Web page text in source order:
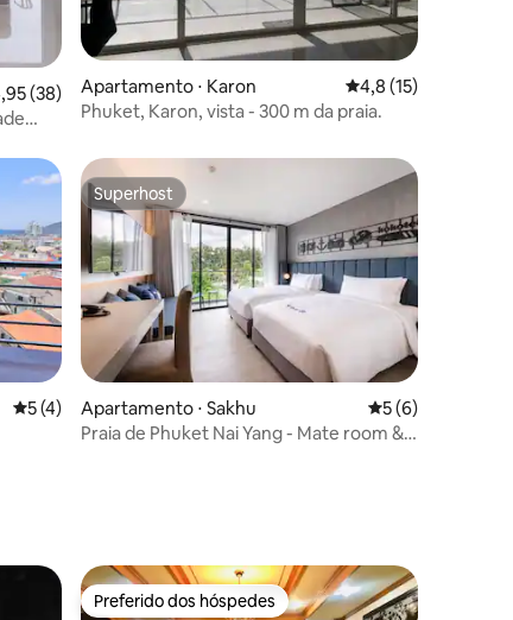
de uma avaliação média de 5, 38 avaliações
(38)
Apartamento ⋅ Karon 4,8 de uma
4,8 (15)
Phuket, Karon, vista - 300 m da praia.
5 de uma avaliação média de 5, 4 avaliações
5 (4)
Superhost
Superhost
Apartamento ⋅ Sakhu 5 de uma
5 (6)
Praia de Phuket Nai Yang - Mate room &
Preferido dos hóspedes
Preferido dos hóspedes